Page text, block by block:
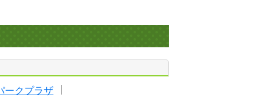
ークプラザ